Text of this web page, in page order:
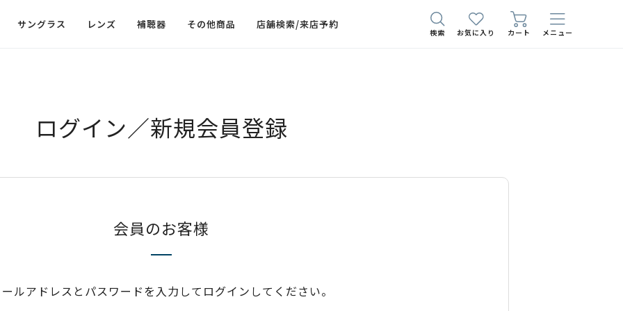
サングラス レンズ 補聴器 その他商品 店舗検索/来店予約
検索 お気に入り カート メニュー
ログイン／新規会員登録
会員のお客様
ルアドレスとパスワードを入力してログインしてください。